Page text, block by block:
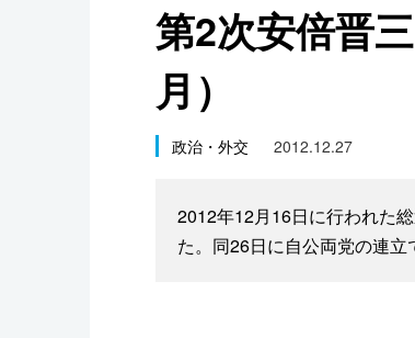
第2次安倍晋
月）
政治・外交 2012.12.27
2012年12月16日に行われた
た。同26日に自公両党の連立